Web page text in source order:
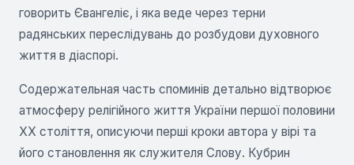
говорить Євангеліє, і яка веде через терни
радянських переслідувань до розбудови духовного
життя в діаспорі.
Содержательная часть споминів детально відтворює
атмосферу релігійного життя України першої половини
XX століття, описуючи перші кроки автора у вірі та
його становлення як служителя Слову. Кубрин